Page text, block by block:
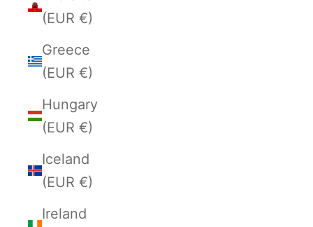
(EUR €)
Greece
(EUR €)
Hungary
(EUR €)
Iceland
(EUR €)
Ireland